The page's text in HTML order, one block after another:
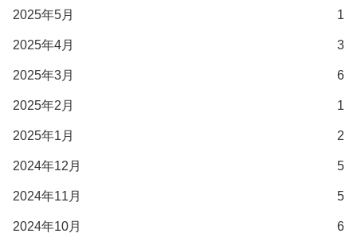
2025年5月 1
2025年4月 3
2025年3月 6
2025年2月 1
2025年1月 2
2024年12月 5
2024年11月 5
2024年10月 6